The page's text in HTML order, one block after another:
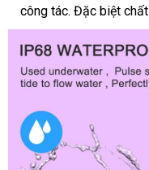
cho
nữ
massage
điểm
G
tốt
công tác. Đặc biệt